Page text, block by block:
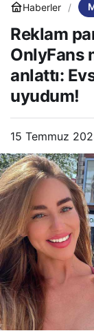
Haberler
Reklam
OnlyFans
anlattı:
uyudum!
15 Temmuz